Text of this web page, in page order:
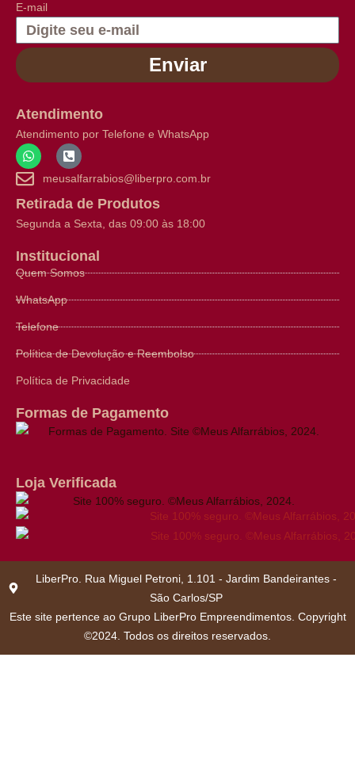
E-mail
Enviar
Atendimento
Atendimento por Telefone e WhatsApp
meusalfarrabios@liberpro.com.br
Retirada de Produtos
Segunda a Sexta, das 09:00 às 18:00
Institucional
Quem Somos
WhatsApp
Telefone
Política de Devolução e Reembolso
Política de Privacidade
Formas de Pagamento
Loja Verificada
LiberPro. Rua Miguel Petroni, 1.101 - Jardim Bandeirantes -
São Carlos/SP
Este site pertence ao Grupo LiberPro Empreendimentos. Copyright
©2024. Todos os direitos reservados.